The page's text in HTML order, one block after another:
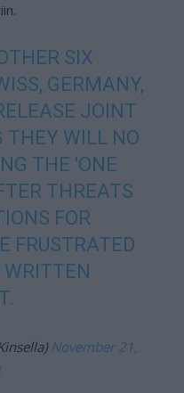
SIX
GERMANY,
JOINT
THEY WILL NO
THE 'ONE
THREATS
FOR
FRUSTRATED
WRITTEN
November 21,